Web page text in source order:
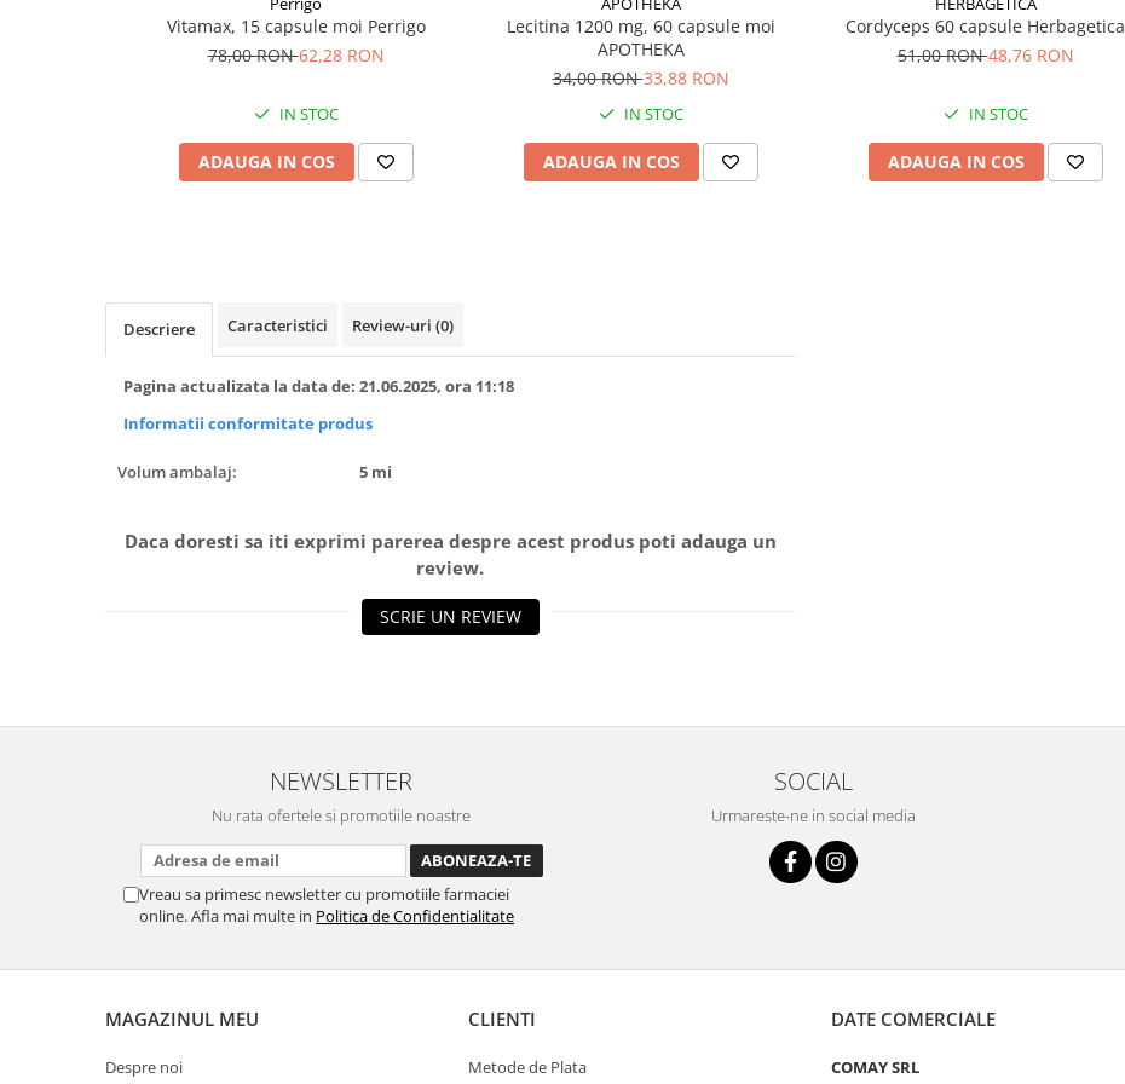
Vitamax, 15 capsule moi Perrigo
78,00 RON62,28 RON
IN STOC
ADAUGA IN COS
Lecitina 1200 mg, 60 capsule moi
APOTHEKA
34,00 RON33,88 RON
IN STOC
ADAUGA IN COS
Cordyceps 60 capsule Herbagetica
51,00 RON48,76 RON
IN STOC
ADAUGA IN COS
Descriere Caracteristici Review-uri (0)
Pagina actualizata la data de: 21.06.2025, ora 11:18
Informatii conformitate produs
Volum ambalaj: 5 mi
Daca doresti sa iti exprimi parerea despre acest produs poti adauga un
review.
SCRIE UN REVIEW
NEWSLETTER
Nu rata ofertele si promotiile noastre
Vreau sa primesc newsletter cu promotiile farmaciei
online. Afla mai multe in Politica de Confidentialitate
SOCIAL
Urmareste-ne in social media
MAGAZINUL MEU
Despre noi
CLIENTI
Metode de Plata
DATE COMERCIALE
COMAY SRL